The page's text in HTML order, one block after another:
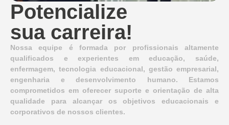
Potencialize
sua carreira!
Nossa equipe é formada por profissionais altamente
qualificados e experientes em educação, saúde,
enfermagem, tecnologia educacional, gestão empresarial,
engenharia e desenvolvimento humano. Estamos
comprometidos em oferecer suporte e orientação de alta
qualidade para alcançar os objetivos educacionais e
corporativos de nossos clientes.